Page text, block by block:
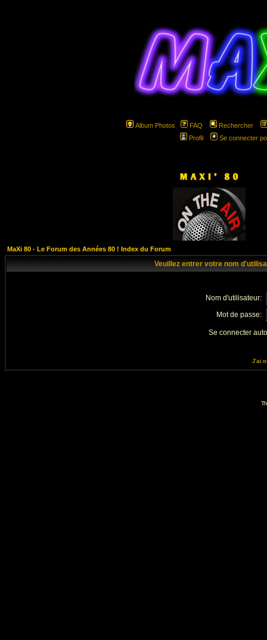
Album Photos FAQ
Rechercher
Profil
Se connecter
MaXi 80 - Le Forum des Années 80 ! Index du Forum
Veuillez entrer votre nom
Nom d'utilisateur:
Mot de passe:
Se connecter
J'ai